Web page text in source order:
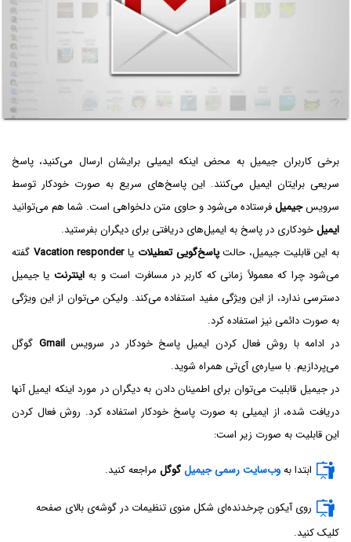
برخی کاربران جیمیل به محض اینکه ایمیلی برایشان ارسال می‌کنید، پاسخ
سریعی برایتان ایمیل می‌کنند. این پاسخ‌های سریع به صورت خودکار توسط
سرویسجیمیلفرستاده می‌شود و حاوی متن دلخواهی است. شما هم می‌توانید
ایمیلخودکاری در پاسخ به ایمیل‌های دریافتی برای دیگران بفرستید.
به این قابلیت جیمیل، حالتپاسخ‌گویی تعطیلات یاVacation responder گفته
می‌شود چرا که معمولاً زمانی که کاربر در مسافرت است و بهاینترنت یا جیمیل
دسترسی ندارد، از این ویژگی مفید استفاده می‌کند. ولیکن می‌توان از این ویژگی
به صورت دائمی نیز استفاده کرد.
در ادامه با روش فعال کردن ایمیل پاسخ خودکار در سرویسGmail گوگل
می‌پردازیم. با سیاره‌ی آی‌تی همراه شوید.
در جیمیل قابلیت می‌توان برای اطمینان دادن به دیگران در مورد اینکه ایمیل آنها
دریافت شده، از ایمیلی به صورت پاسخ خودکار استفاده کرد. روش فعال کردن
این قابلیت به صورت زیر است:
ابتدا بهوب‌سایت رسمی جیمیلگوگل مراجعه کنید.
روی آیکون چرخدنده‌ای شکل منوی تنظیمات در گوشه‌ی بالای صفحه
کلیک کنید.